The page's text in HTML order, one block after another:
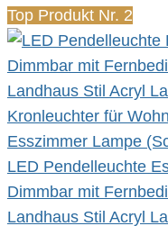
Top Produkt Nr. 2
LED Pendelleuchte
Dimmbar mit
Landhaus Stil Acryl